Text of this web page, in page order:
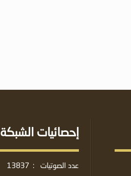
إحصائيات الشبكة
عدد الصوتيات :
13837